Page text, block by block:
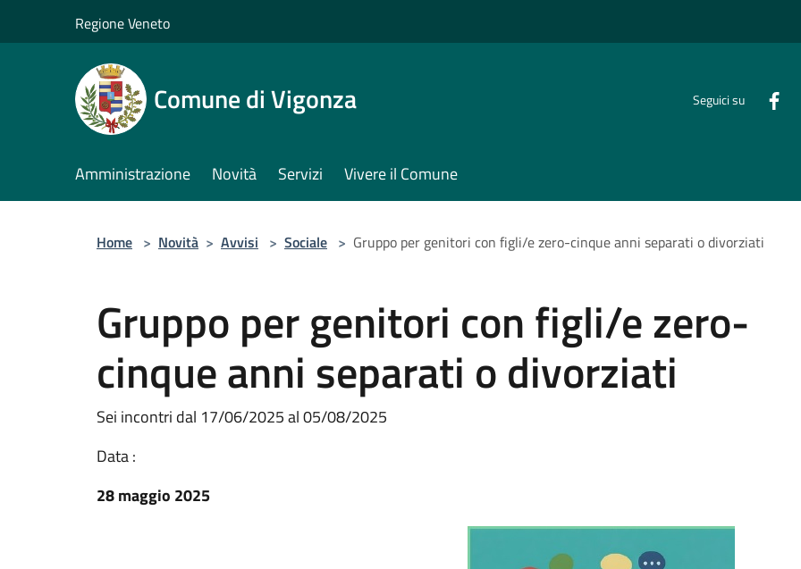
Regione Veneto
Comune di Vigonza Seguici su
Amministrazione Novità Servizi Vivere il Comune
Home > Novità > Avvisi > Sociale > Gruppo per genitori con figli/e zero-cinque anni separati o divorziati
Gruppo per genitori con figli/e zero-
cinque anni separati o divorziati
Sei incontri dal 17/06/2025 al 05/08/2025
Data :
28 maggio 2025